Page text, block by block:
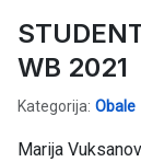
WB 2021
Kategorija: Obale
Marija